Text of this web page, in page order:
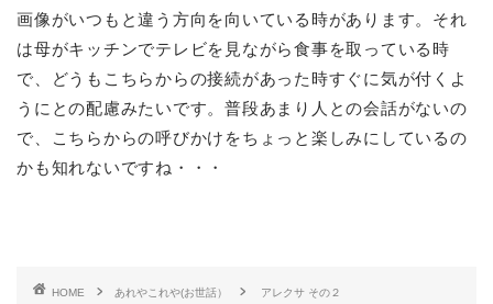
画像がいつもと違う方向を向いている時があります。それ
は母がキッチンでテレビを見ながら食事を取っている時
で、どうもこちらからの接続があった時すぐに気が付くよ
うにとの配慮みたいです。普段あまり人との会話がないの
で、こちらからの呼びかけをちょっと楽しみにしているの
かも知れないですね・・・
HOME あれやこれや(お世話） アレクサ その２